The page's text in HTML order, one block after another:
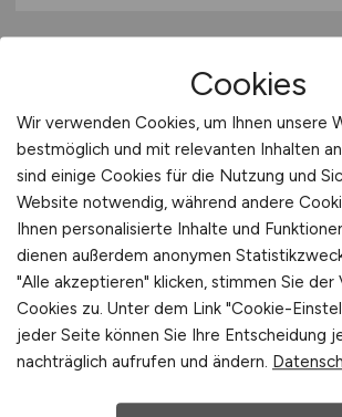
Kreditanalyst mit dem
Schwerpunkt für Groß-
Spezialgeschäft(m/w/
Hays
Cookies
Wir verwenden Cookies, um Ihnen unsere
bestmöglich und mit relevanten Inhalten
sind einige Cookies für die Nutzung und
Website notwendig, während andere
Ihnen personalisierte Inhalte und
dienen außerdem anonymen
"Alle akzeptieren" klicken, stimmen Sie der
Cookies zu. Unter dem Link "Cookie-
jeder Seite können Sie Ihre Entscheidung
nachträglich aufrufen und ändern.